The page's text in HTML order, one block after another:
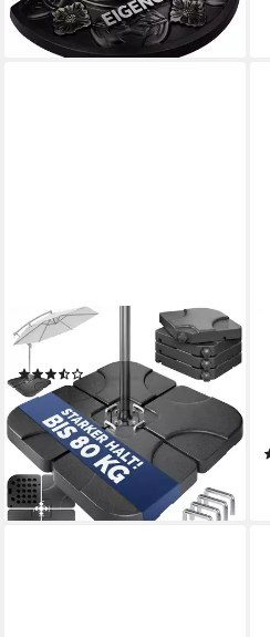
CASARIA
Schirmhalter
(2)
44,49 € 59,79 €
-26%
lieferbar - in 3-4 Werktagen bei dir